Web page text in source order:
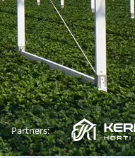
Partners: